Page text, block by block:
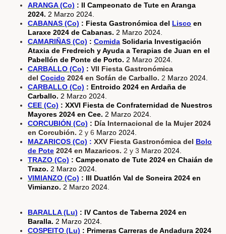
ARANGA (Co) : II Campeonato de Tute en Aranga
2024. 2 Marzo 2024.
CABANAS (Co) : Fiesta Gastronómica del Lisco en
Laraxe 2024 de Cabanas. 2 Marzo 2024.
CAMARIÑAS (Co) : Comida Solidaria Investigación
Ataxia de Fredreich y Ayuda a Terapias de Juan en el
Pabellón de Ponte de Porto. 2 Marzo 2024.
CARBALLO (Co) : VII Fiesta Gastronómica
del Cocido 2024 en Sofán de Carballo. 2 Marzo 2024.
CARBALLO (Co) : Entroido 2024 en Ardaña de
Carballo. 2 Marzo 2024.
CEE (Co) : XXVI Fiesta de Confraternidad de Nuestros
Mayores 2024 en Cee. 2 Marzo 2024.
CORCUBIÓN (Co) : Día Internacional de la Mujer 2024
en Corcubión. 2 y 6 Marzo 2024.
MAZARICOS (Co) : XXV Fiesta Gastronómica del Bolo
de Pote 2024 en Mazaricos. 2 y 3 Marzo 2024.
TRAZO (Co) : Campeonato de Tute 2024 en Chaián de
Trazo. 2 Marzo 2024.
VIMIANZO (Co) : III Duatlón Val de Soneira 2024 en
Vimianzo. 2 Marzo 2024.
BARALLA (Lu) : IV Cantos de Taberna 2024 en
Baralla. 2 Marzo 2024.
COSPEITO (Lu) : Primeras Carreras de Andadura 2024